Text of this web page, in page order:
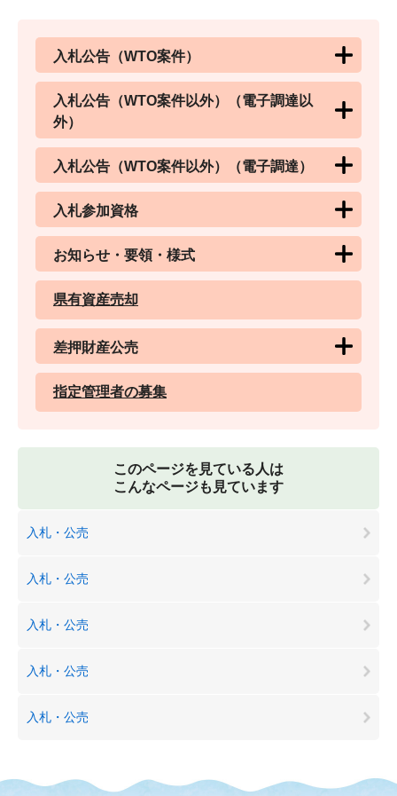
入札公告（WTO案件）
入札公告（WTO案件以外）（電子調達以
外）
入札公告（WTO案件以外）（電子調達）
入札参加資格
お知らせ・要領・様式
県有資産売却
差押財産公売
指定管理者の募集
このページを見ている人は
こんなページも見ています
入札・公売
入札・公売
入札・公売
入札・公売
入札・公売